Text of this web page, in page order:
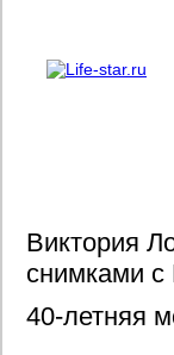
Виктория
снимками
40-летняя